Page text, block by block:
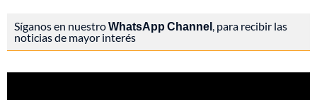
Síganos en nuestroWhatsApp Channel, para recibir las
noticias de mayor interés